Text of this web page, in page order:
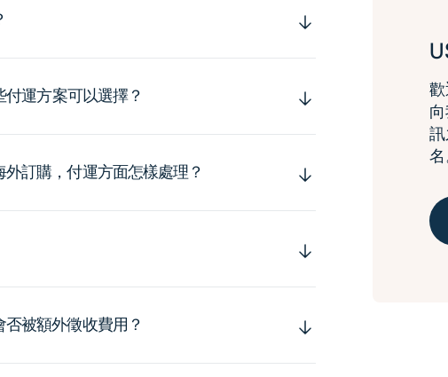
運方案可以選擇？
訂購，付運方面怎樣處理？
被額外徵收費用？
名